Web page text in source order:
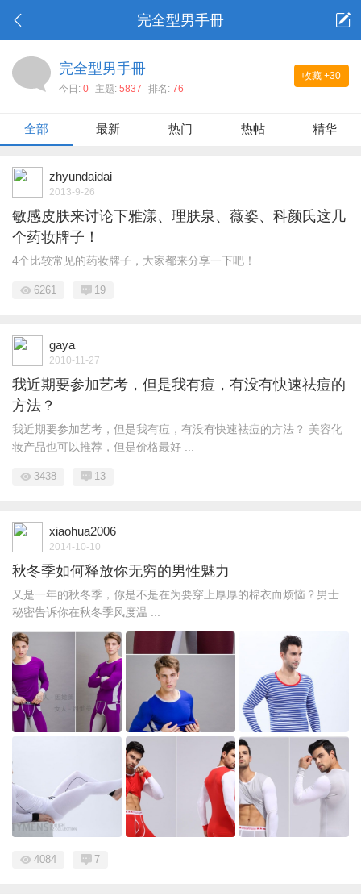
完全型男手冊
收藏 +30
完全型男手冊
今日: 0 主题: 5837 排名: 76
全部 最新 热门 热帖 精华
zhyundaidai
2013-9-26
敏感皮肤来讨论下雅漾、理肤泉、薇姿、科颜氏这几
个药妆牌子！
4个比较常见的药妆牌子，大家都来分享一下吧！
6261 19
gaya
2010-11-27
我近期要参加艺考，但是我有痘，有没有快速祛痘的
方法？
我近期要参加艺考，但是我有痘，有没有快速祛痘的方法？ 美容化
妆产品也可以推荐，但是价格最好 ...
3438 13
xiaohua2006
2014-10-10
秋冬季如何释放你无穷的男性魅力
又是一年的秋冬季，你是不是在为要穿上厚厚的棉衣而烦恼？男士
秘密告诉你在秋冬季风度温 ...
4084 7